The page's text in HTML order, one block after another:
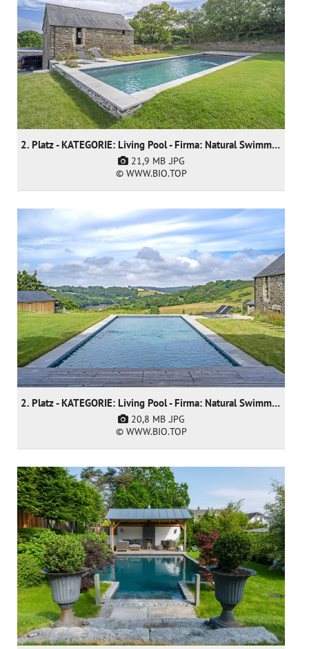
2. Platz - KATEGORIE: Living Pool - Firma: Natural Swimming Pools Ltd
21,9 MB .JPG
© WWW.BIO.TOP
2. Platz - KATEGORIE: Living Pool - Firma: Natural Swimming Pools Ltd
20,8 MB .JPG
© WWW.BIO.TOP